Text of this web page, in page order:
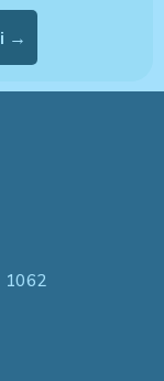
Nem akarok lemaradni →
1062